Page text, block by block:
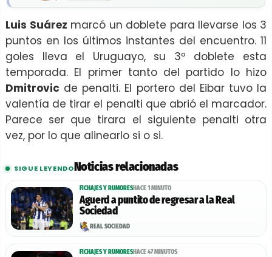
Luis Suárez marcó un doblete para llevarse los 3
puntos en los últimos instantes del encuentro. 11
goles lleva el Uruguayo, su 3º doblete esta
temporada. El primer tanto del partido lo hizo
Dmitrovic de penalti. El portero del Eibar tuvo la
valentía de tirar el penalti que abrió el marcador.
Parece ser que tirara el siguiente penalti otra
vez, por lo que alinearlo si o si.
SIGUE LEYENDONoticias relacionadas
FICHAJES Y RUMORESHACE 1 MINUTO
Aguerd a puntito de regresar a la Real
Sociedad
REAL SOCIEDAD
FICHAJES Y RUMORESHACE 47 MINUTOS